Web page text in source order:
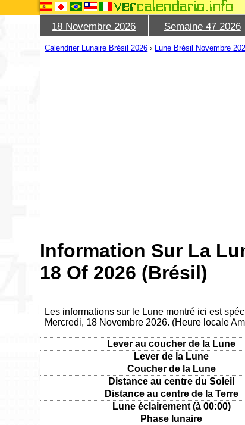
18 Novembre 2026 Semaine 47 2026
Calendrier Lunaire Brésil 2026 › Lune Brésil Novembre
Information Sur La
18 Of 2026 (Brésil)
Les informations sur le Lune montré ici est
Mercredi, 18 Novembre 2026. (Heure locale
Lever au coucher de la Lune
Lever de la Lune
Coucher de la Lune
Distance au centre du Soleil
Distance au centre de la Terre
Lune éclairement (à 00:00)
Phase lunaire